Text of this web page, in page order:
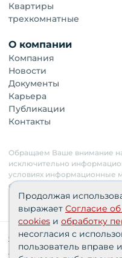
Квартиры
трехкомнатные
О компании
Компания
Новости
Документы
Карьера
Публикации
Контакты
Обращаем Ваше внимание на
исключительно
условиях информационные
сайте, не являются
право изменять стоимость
Сведения о
персональных данных
Продолжая
выражает Согласие
cookies и обработку
несогласия с
пользователь вправе